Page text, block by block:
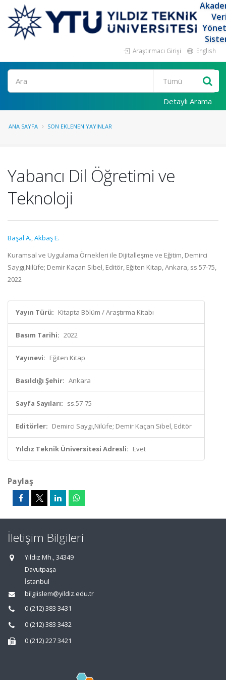
Araştırmacı Girişi English
Ara
Detaylı Arama
ANA SAYFA SON EKLENEN YAYINLAR
Yabancı Dil Öğretimi ve
Teknoloji
Başal A.,Akbaş E.
Kuramsal ve Uygulama Örnekleri ile Dijitalleşme ve Eğitim, Demirci
Saygı,Nilüfe; Demir Kaçan Sibel, Editör, Eğiten Kitap, Ankara, ss.57-75,
2022
Yayın Türü: Kitapta Bölüm / Araştırma Kitabı
Basım Tarihi: 2022
Yayınevi: Eğiten Kitap
Basıldığı Şehir: Ankara
Sayfa Sayıları: ss.57-75
Editörler: Demirci Saygı,Nilüfe; Demir Kaçan Sibel, Editör
Yıldız Teknik Üniversitesi Adresli: Evet
Paylaş
İletişim Bilgileri
Yıldız Mh., 34349
Davutpaşa
İstanbul
bilgiislem@yildiz.edu.tr
0 (212) 383 3431
0 (212) 383 3432
0 (212) 227 3421